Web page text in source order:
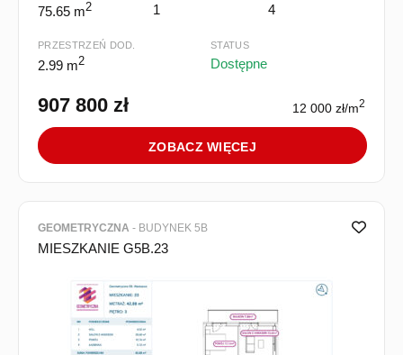
75.65 m2 1 4
PRZESTRZEŃ DOD.
2.99 m2
STATUS
Dostępne
907 800 zł 12 000 zł/m2
ZOBACZ WIĘCEJ
GEOMETRYCZNA - BUDYNEK 5B
MIESZKANIE G5B.23